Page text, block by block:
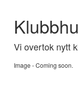
Vi overtok nytt
Image - Coming soon.